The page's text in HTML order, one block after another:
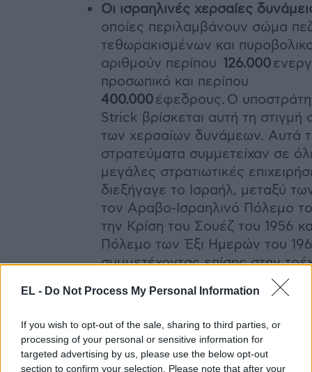
EL - Do Not Process My Personal Information
If you wish to opt-out of the sale, sharing to third parties, or
processing of your personal or sensitive information for
targeted advertising by us, please use the below opt-out
section to confirm your selection. Please note that after your
Οι ισραηλινές χερσαίες
οποίες περιλαμβάνουν σώμα
τεθωρακισμένων και
αριθμούν περίπου 126.000
προσωπικό και περίπου
400.000έφεδρους. Ο
Strick βρίσκεται αυτή τη στιγμή
των χερσαίων δυνάμεων. Αυτά
στρατεύματα συμμετείχαν σε
μεγάλες στρατιωτικές
διεξήγαγε το Ισραήλ, μεταξύ
τον Αραβο-Ισραηλινό Πόλεμο
την Κρίση του Σουέζ του 1956
Πόλεμο των Έξι Ημερών του
συμμετέχοντας επίσης στην
ένοπλη σύγκρουση Χαμάς-
επίγειες δυνάμεις
διάφορες τεχνολογίες που
αναπτυχθεί εγχώρια, όπως
μάχης Merkava, το